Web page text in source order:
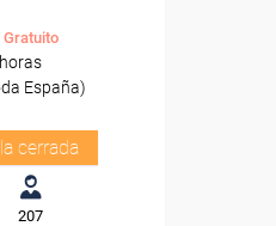
Gratuito
España)
cerrada
207